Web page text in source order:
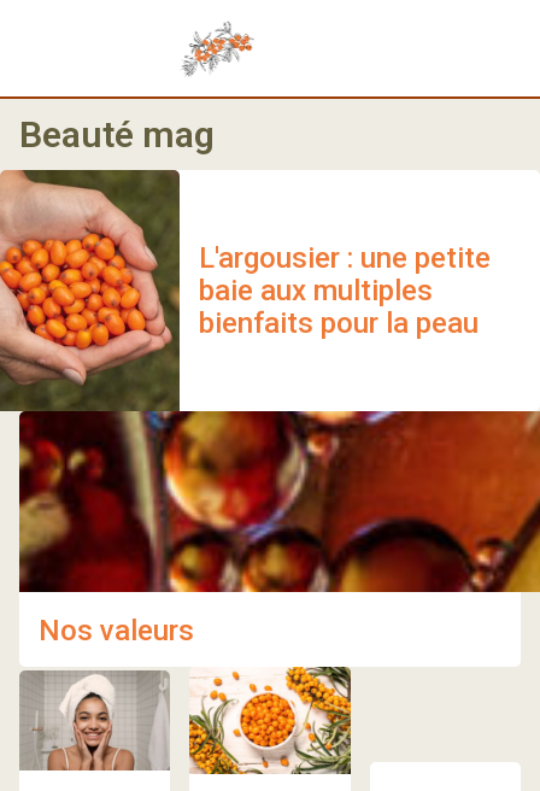
Beauté mag
L'argousier : une petite
baie aux multiples
bienfaits pour la peau
Nos valeurs